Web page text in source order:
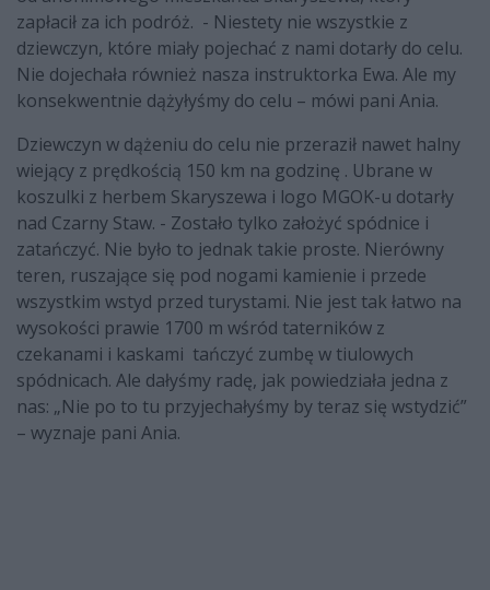
zapłacił za ich podróż. - Niestety nie wszystkie z
dziewczyn, które miały pojechać z nami dotarły do celu.
Nie dojechała również nasza instruktorka Ewa. Ale my
konsekwentnie dążyłyśmy do celu – mówi pani Ania.
Dziewczyn w dążeniu do celu nie przeraził nawet halny
wiejący z prędkością 150 km na godzinę . Ubrane w
koszulki z herbem Skaryszewa i logo MGOK-u dotarły
nad Czarny Staw. - Zostało tylko założyć spódnice i
zatańczyć. Nie było to jednak takie proste. Nierówny
teren, ruszające się pod nogami kamienie i przede
wszystkim wstyd przed turystami. Nie jest tak łatwo na
wysokości prawie 1700 m wśród taterników z
czekanami i kaskami tańczyć zumbę w tiulowych
spódnicach. Ale dałyśmy radę, jak powiedziała jedna z
nas: „Nie po to tu przyjechałyśmy by teraz się wstydzić”
– wyznaje pani Ania.